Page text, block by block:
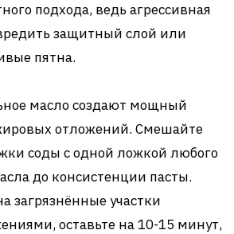
подхода, ведь агрессивная
защитный слой или
пятна.
масло создают мощный
отложений. Смешайте
соды с одной ложкой любого
до консистенции пасты.
загрязнённые участки
оставьте на 10-15 минут,